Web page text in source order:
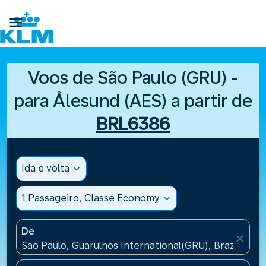

Voos de São Paulo (GRU) -
para Ålesund (AES) a partir de
BRL6386
Ida e volta expand_more
1 Passageiro, Classe Economy expand_more
De
Sao Paulo, Guarulhos International(GRU), Brazil
close